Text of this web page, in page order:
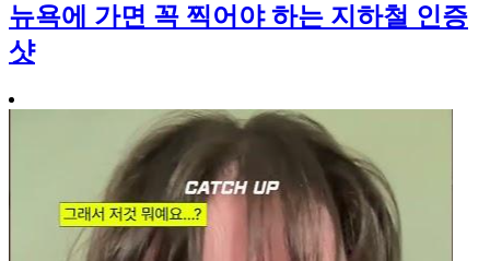
뉴욕에 가면 꼭 찍어야 하는 지하철 인증
샷